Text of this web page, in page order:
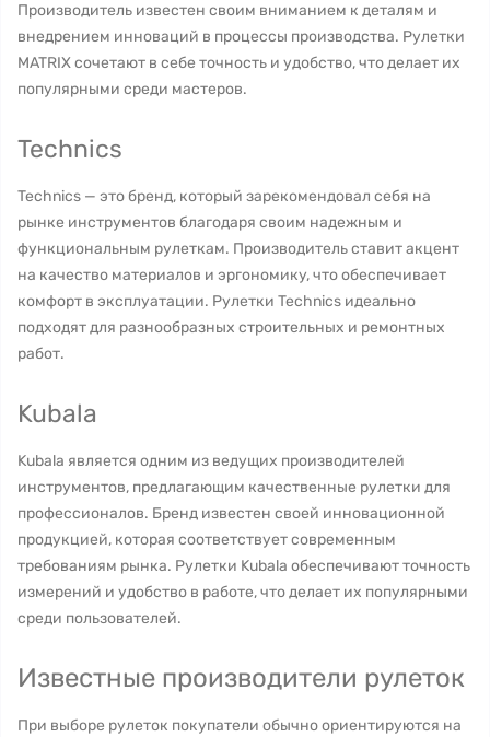
Производитель известен своим вниманием к деталям и
внедрением инноваций в процессы производства. Рулетки
MATRIX сочетают в себе точность и удобство, что делает их
популярными среди мастеров.
Technics
Technics — это бренд, который зарекомендовал себя на
рынке инструментов благодаря своим надежным и
функциональным рулеткам. Производитель ставит акцент
на качество материалов и эргономику, что обеспечивает
комфорт в эксплуатации. Рулетки Technics идеально
подходят для разнообразных строительных и ремонтных
работ.
Kubala
Kubala является одним из ведущих производителей
инструментов, предлагающим качественные рулетки для
профессионалов. Бренд известен своей инновационной
продукцией, которая соответствует современным
требованиям рынка. Рулетки Kubala обеспечивают точность
измерений и удобство в работе, что делает их популярными
среди пользователей.
Известные производители рулеток
При выборе рулеток покупатели обычно ориентируются на